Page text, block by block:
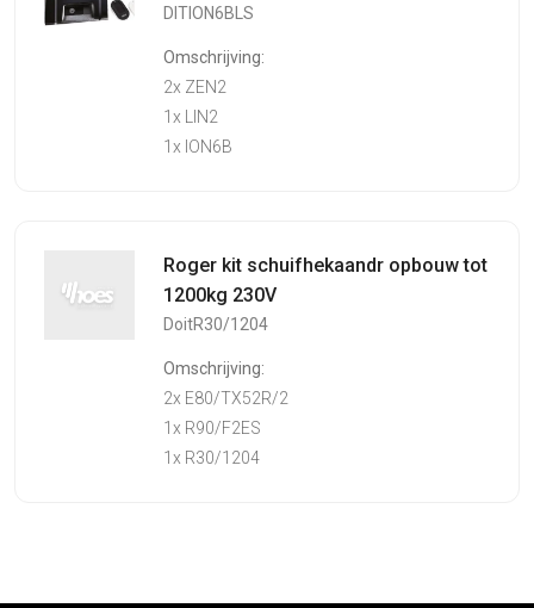
DITION6BLS
Omschrijving:
2x ZEN2
1x LIN2
1x ION6B
Roger kit schuifhekaandr opbouw tot
1200kg 230V
DoitR30/1204
Omschrijving:
2x E80/TX52R/2
1x R90/F2ES
1x R30/1204